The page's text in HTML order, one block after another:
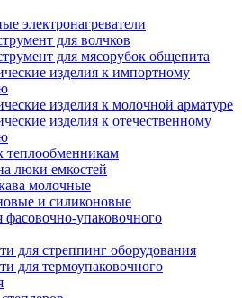
электронагреватели
для волчков
для мясорубок общепита
изделия к импортному
изделия к молочной арматуре
изделия к отечественному
теплообменникам
люки емкостей
молочные
и силиконовые
фасовочно-упаковочного
для стреппинг оборудования
для термоупаковочного